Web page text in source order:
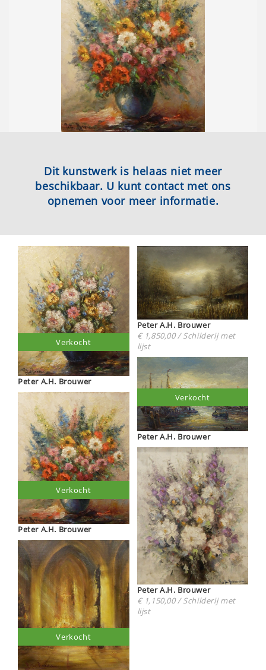
Dit kunstwerk is helaas niet meer
beschikbaar. U kunt contact met ons
opnemen voor meer informatie.
Peter A.H. Brouwer
Verkocht
Peter A.H. Brouwer
Verkocht
Verkocht
Peter A.H. Brouwer
€ 1,850,00 / Schilderij met
lijst
Peter A.H. Brouwer
Verkocht
Peter A.H. Brouwer
€ 1,150,00 / Schilderij met
lijst